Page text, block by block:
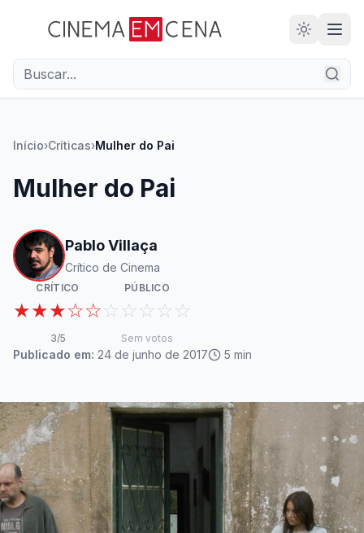
28
ANOS
Início›Críticas›Mulher do Pai
Mulher do Pai
Pablo Villaça
Crítico de Cinema
CRÍTICO
★★★☆☆
3/5
PÚBLICO
☆☆☆☆☆
Sem votos
Publicado em: 24 de junho de 2017 5 min